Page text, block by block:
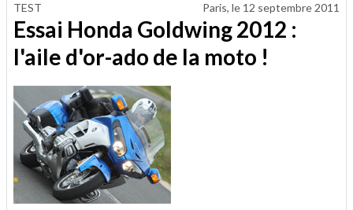
TEST Paris, le 12 septembre 2011
Essai Honda Goldwing 2012 :
l'aile d'or-ado de la moto !